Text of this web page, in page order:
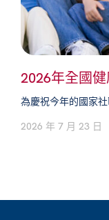
2026年全國
為慶祝今年的國家
2026 年 7 月 23 日